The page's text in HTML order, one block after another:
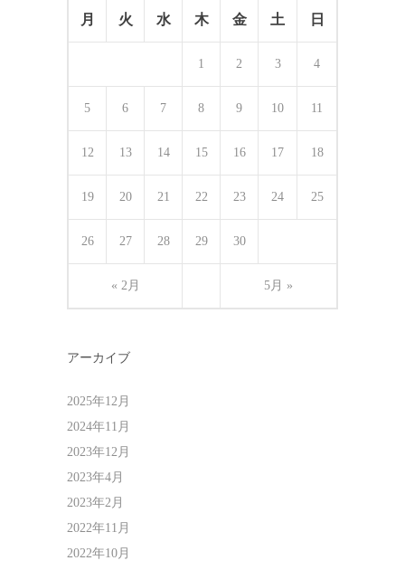
月 火 水 木 金 土 日
« 2月 5月 »
1 2 3 4
5 6 7 8 9 10 11
12 13 14 15 16 17 18
19 20 21 22 23 24 25
26 27 28 29 30
アーカイブ
2025年12月
2024年11月
2023年12月
2023年4月
2023年2月
2022年11月
2022年10月